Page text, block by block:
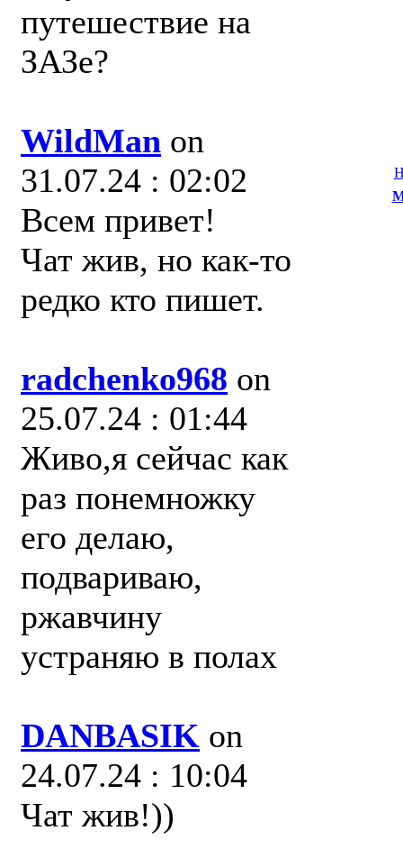
путешествие на
ЗАЗе?
WildMan on
31.07.24 : 02:02
Всем привет!
Чат жив, но как-то
редко кто пишет.
radchenko968 on
25.07.24 : 01:44
Живо,я сейчас как
раз понемножку
его делаю,
подвариваю,
ржавчину
устраняю в полах
DANBASIK on
24.07.24 : 10:04
Чат жив!))